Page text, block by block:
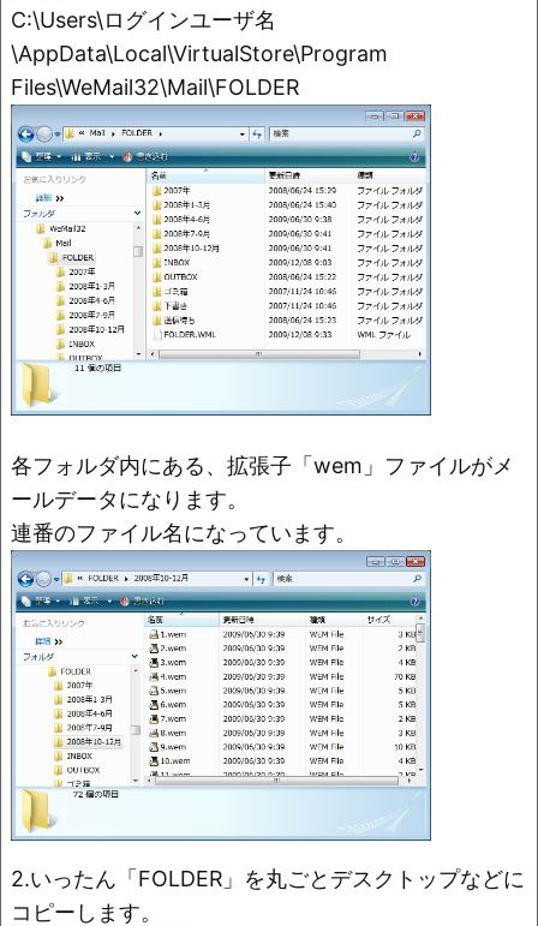
C:\Users\ログインユーザ名
\AppData\Local\VirtualStore\Program
Files\WeMail32\Mail\FOLDER
各フォルダ内にある、拡張子「wem」ファイルがメ
ールデータになります。
連番のファイル名になっています。
2.いったん「FOLDER」を丸ごとデスクトップなどに
コピーします。